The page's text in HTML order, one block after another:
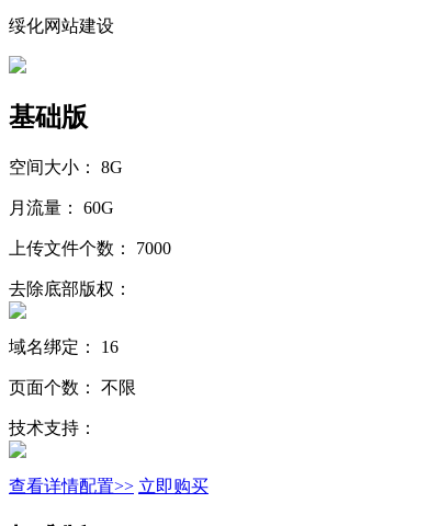
绥化网站建设
基础版
空间大小： 8G
月流量： 60G
上传文件个数： 7000
去除底部版权：
域名绑定： 16
页面个数： 不限
技术支持：
查看详情配置>> 立即购买